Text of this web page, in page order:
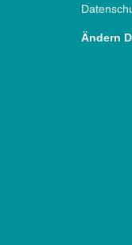
Ändern